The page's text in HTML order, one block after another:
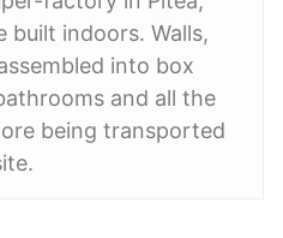
built indoors. Walls,
into box
and all the
being transported